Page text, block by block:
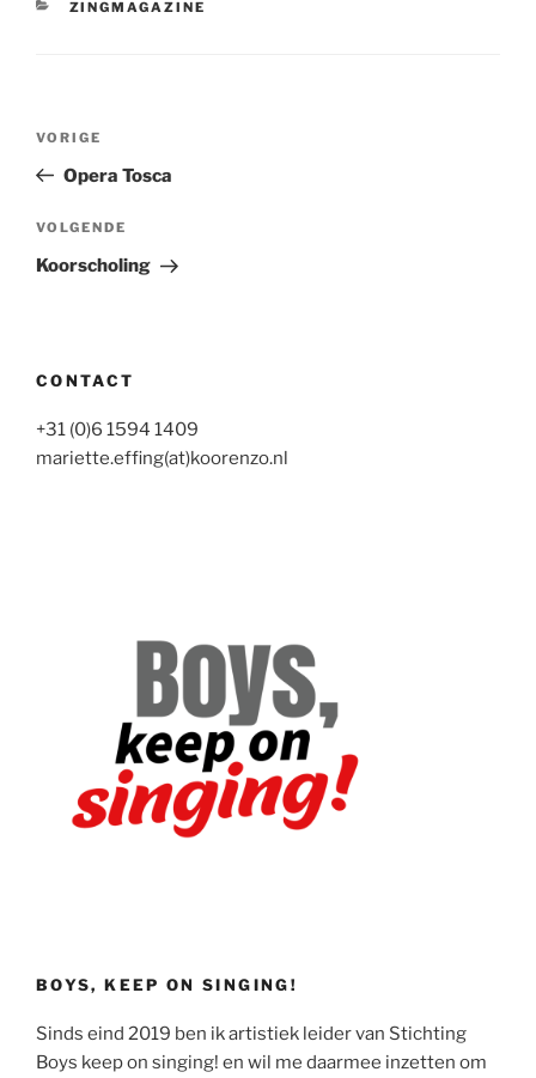
CATEGORIEËN
ZINGMAGAZINE
Vorig
bericht
VORIGE
Opera Tosca
Volgend
bericht
VOLGENDE
Koorscholing
CONTACT
+31 (0)6 1594 1409
mariette.effing(at)koorenzo.nl
BOYS, KEEP ON SINGING!
Sinds eind 2019 ben ik artistiek leider van Stichting
Boys keep on singing! en wil me daarmee inzetten om